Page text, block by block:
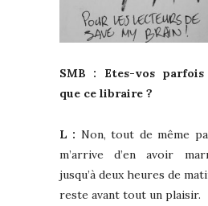
SMB : Etes-vos parfois
que ce libraire ?
L : Non, tout de même
m’arrive d’en avoir
jusqu’à deux heures de
reste avant tout un plaisir.